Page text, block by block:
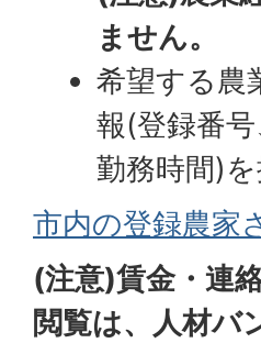
ません。
希望する農
報(登録番
勤務時間)
市内の登録農家
(注意)賃金・連
閲覧は、人材バ